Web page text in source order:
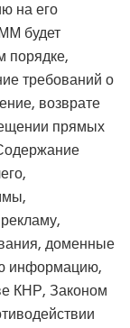
на его
будет
порядке,
требований о
возврате
прямых
доменные
информацию,
КНР, Законом